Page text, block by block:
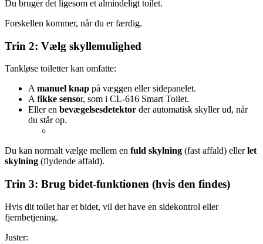
Du bruger det ligesom et almindeligt toilet.
Forskellen kommer, når du er færdig.
Trin 2: Vælg skyllemulighed
Tankløse toiletter kan omfatte:
A manuel knap på væggen eller sidepanelet.
A fikke sensor, som i CL-616 Smart Toilet.
Eller en bevægelsesdetektor der automatisk skyller ud, når
du står op.
Du kan normalt vælge mellem en fuld skylning (fast affald) ellerlet
skylning (flydende affald).
Trin 3: Brug bidet-funktionen (hvis den findes)
Hvis dit toilet har et bidet, vil det have en sidekontrol eller
fjernbetjening.
Juster: